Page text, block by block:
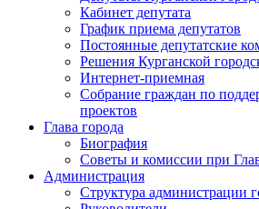
Кабинет депутата
График приема депутатов
Постоянные депутатские
Решения Курганской
Интернет-приемная
Собрание граждан по
проектов
Глава города
Биография
Советы и комиссии при
Администрация
Структура администрации